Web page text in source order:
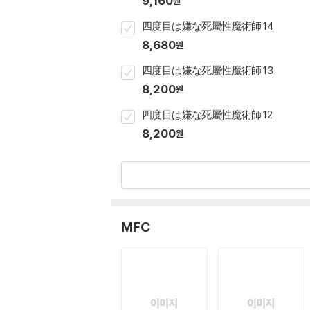
四度目は嫌な死屬性魔術師 14
8,680원
四度目は嫌な死屬性魔術師 13
8,200원
四度目は嫌な死屬性魔術師 12
8,200원
MFC